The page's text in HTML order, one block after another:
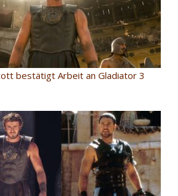
bestätigt Arbeit an Gladiator 3